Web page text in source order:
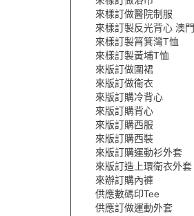
來樣訂做醫院制服
來樣訂製反光背心 澳門
來樣訂製筲箕灣T恤
來樣訂製黃埔T恤
來版訂做圍裙
來版訂做衛衣
來版訂購冷背心
來版訂購背心
來版訂購西服
來版訂購西裝
來版訂購運動衫外套
來版訂造上環衛衣外套
來辦訂購內褲
供應數碼印Tee
供應訂做運動外套